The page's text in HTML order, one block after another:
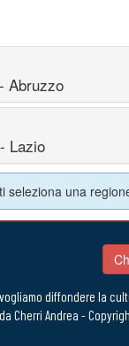
Abruzzo
Lazio
seleziona una
diffondere la
Cherri Andrea -